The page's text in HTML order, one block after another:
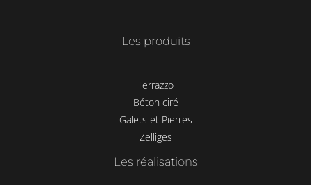
Les produits
Terrazzo
Béton ciré
Galets et Pierres
Zelliges
Les réalisations